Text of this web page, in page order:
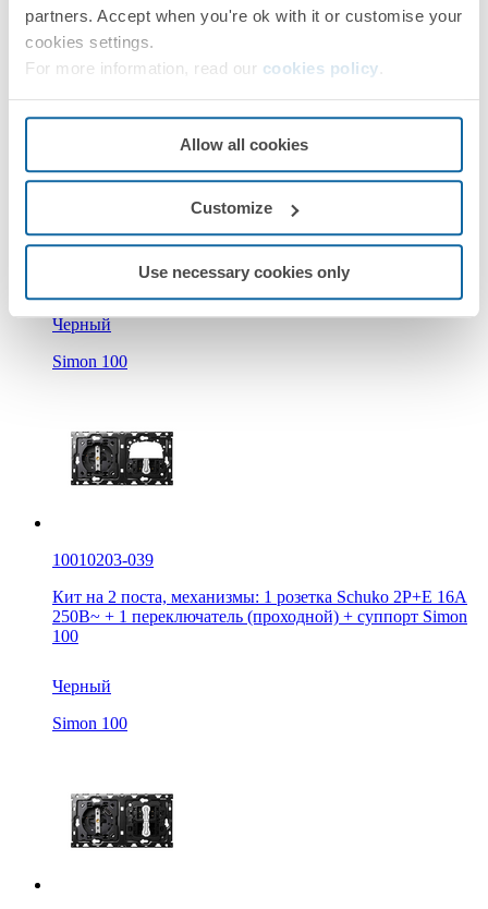
partners. Accept when you're ok with it or customise your
cookies settings.
For more information, read our cookies policy
Allow all cookies
Customize
Use necessary cookies only
Кит на 2 поста, механизмы: 1 розетка Schuko 2Р+Е 16A
(проходной) + суппорт Simon 100
Черный
Simon 100
10010203-039
Кит на 2 поста, механизмы: 1 розетка Schuko 2Р+Е 16A
250В~ + 1 переключатель (проходной) + суппорт Simon
100
Черный
Simon 100